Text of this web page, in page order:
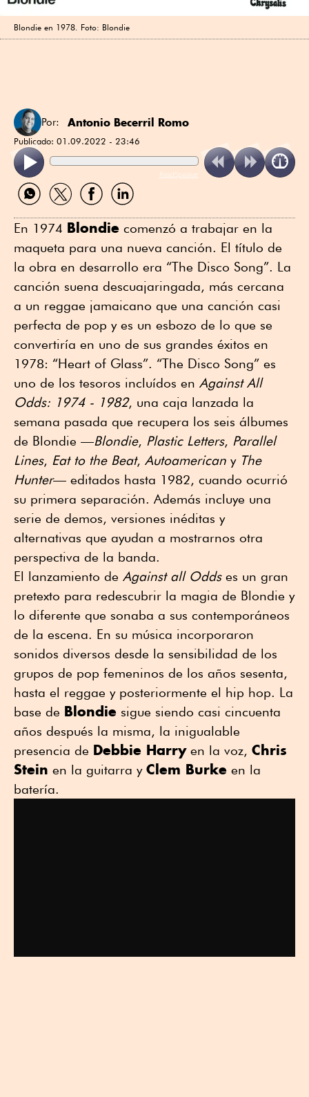
Blondie en 1978. Foto: Blondie
Por: Antonio Becerril Romo
Publicado: 01.09.2022 - 23:46
ReadSpeaker
Compartir
por
Compartir
por
Compartir
por
Compartir
por
En 1974 Blondie comenzó a trabajar en la
maqueta para una nueva canción. El título de
la obra en desarrollo era “The Disco Song”. La
canción suena descuajaringada, más cercana
a un reggae jamaicano que una canción casi
perfecta de pop y es un esbozo de lo que se
convertiría en uno de sus grandes éxitos en
1978: “Heart of Glass”. “The Disco Song” es
uno de los tesoros incluídos en Against All
Odds: 1974 - 1982, una caja lanzada la
semana pasada que recupera los seis álbumes
de Blondie —Blondie, Plastic Letters, Parallel
Lines, Eat to the Beat, Autoamerican y The
Hunter— editados hasta 1982, cuando ocurrió
su primera separación. Además incluye una
serie de demos, versiones inéditas y
alternativas que ayudan a mostrarnos otra
perspectiva de la banda.
El lanzamiento de Against all Oddses un gran
pretexto para redescubrir la magia de Blondie y
lo diferente que sonaba a sus contemporáneos
de la escena. En su música incorporaron
sonidos diversos desde la sensibilidad de los
grupos de pop femeninos de los años sesenta,
hasta el reggae y posteriormente el hip hop. La
base de Blondie sigue siendo casi cincuenta
años después la misma, la inigualable
presencia de Debbie Harryen la voz, Chris
Stein en la guitarra y Clem Burke en la
batería.